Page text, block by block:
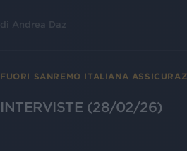
di Andrea Daz
FUORI SANREMO ITALIANA
INTERVISTE (28/02/26)